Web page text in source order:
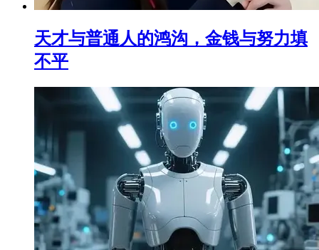
天才与普通人的鸿沟，金钱与努力填
不平